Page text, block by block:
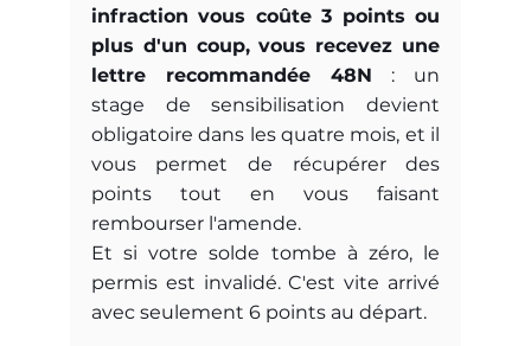
infraction vous coûte 3 points ou
plus d'un coup, vous recevez une
lettre recommandée 48N : un
stage de sensibilisation devient
obligatoire dans les quatre mois, et il
vous permet de récupérer des
points tout en vous faisant
rembourser l'amende.
Et si votre solde tombe à zéro, le
permis est invalidé. C'est vite arrivé
avec seulement 6 points au départ.